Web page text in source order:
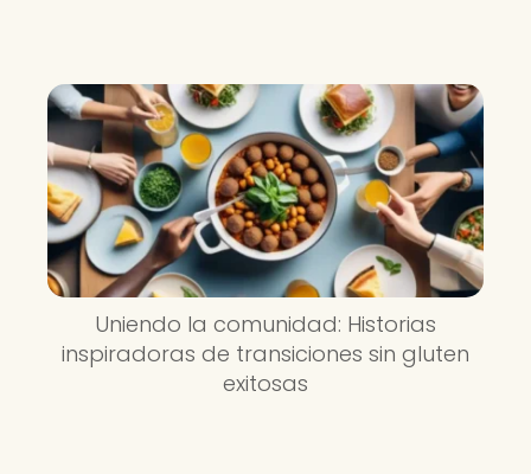
Uniendo la comunidad: Historias
inspiradoras de transiciones sin gluten
exitosas